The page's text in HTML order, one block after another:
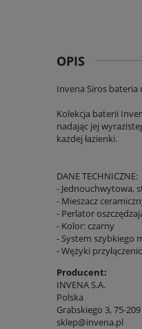
OPIS
Invena Siros
Kolekcja baterii
nadając jej
każdej łazienki.
DANE TECHNICZNE:
- Jednouchwytowa,
- Mieszacz
- Perlator
- Kolor: czarny
- System szybkiego
- Wężyki
Producent:
INVENA S.A.
Polska
Grabskiego 3, 75-
sklep@invena.pl